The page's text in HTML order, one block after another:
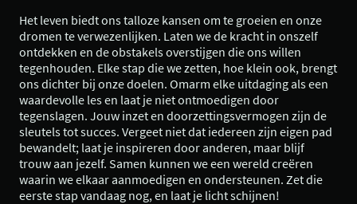
Het leven biedt ons talloze kansen om te groeien en onze
dromen te verwezenlijken. Laten we de kracht in onszelf
ontdekken en de obstakels overstijgen die ons willen
tegenhouden. Elke stap die we zetten, hoe klein ook, brengt
ons dichter bij onze doelen. Omarm elke uitdaging als een
waardevolle les en laat je niet ontmoedigen door
tegenslagen. Jouw inzet en doorzettingsvermogen zijn de
sleutels tot succes. Vergeet niet dat iedereen zijn eigen pad
bewandelt; laat je inspireren door anderen, maar blijf
trouw aan jezelf. Samen kunnen we een wereld creëren
waarin we elkaar aanmoedigen en ondersteunen. Zet die
eerste stap vandaag nog, en laat je licht schijnen!